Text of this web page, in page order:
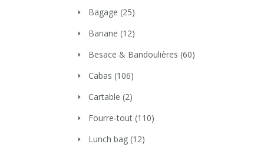
Bagage (25)
Banane (12)
Besace & Bandoulières (60)
Cabas (106)
Cartable (2)
Fourre-tout (110)
Lunch bag (12)